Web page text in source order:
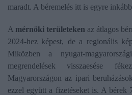
maradt. A béremelés itt is egyre
A mérnöki területeken az átlagos
2024-hez képest, de a regionális
Miközben a nyugat-
megrendelések visszaesése
Magyarországon az ipari
ezzel együtt a fizetéseket is. A